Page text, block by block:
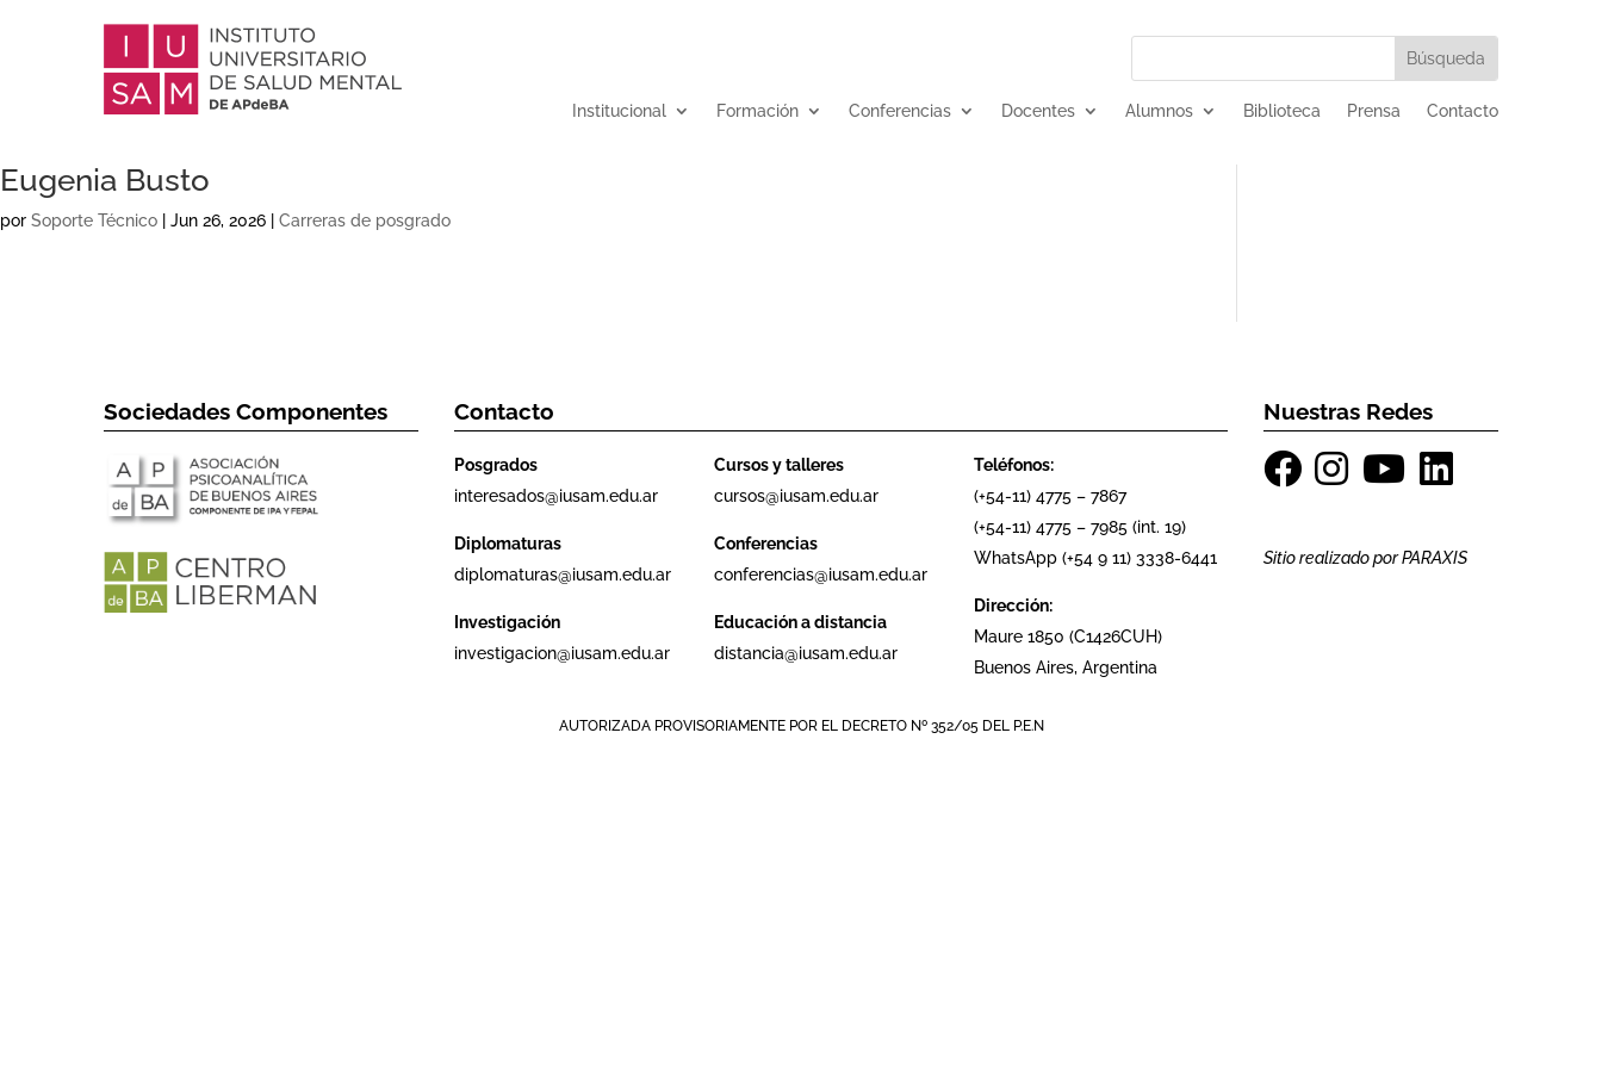
Institucional Formación Conferencias Docentes Alumnos Biblioteca Prensa Contacto
Eugenia Busto
por Soporte Técnico Jun 26, 2026 Carreras de posgrado
Sociedades Componentes Contacto
Posgrados
interesados@iusam.edu.ar
Diplomaturas
diplomaturas@iusam.edu.ar
Investigación
investigacion@iusam.edu.ar
Cursos y talleres
cursos@iusam.edu.ar
Conferencias
conferencias@iusam.edu.ar
Educación a distancia
distancia@iusam.edu.ar
Teléfonos:
(+54-11) 4775 – 7867
(+54-11) 4775 – 7985 (int. 19)
WhatsApp (+54 9 11) 3338-6441
Dirección:
Maure 1850 (C1426CUH)
Buenos Aires, Argentina
Nuestras Redes
Sitio realizado porPARAXIS
AUTORIZADA PROVISORIAMENTE POR EL DECRETO Nº 352/05 DEL P.E.N